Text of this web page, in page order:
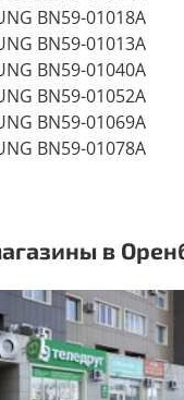
BN59-01018A
BN59-01013A
BN59-01040A
BN59-01052A
BN59-01069A
BN59-01078A
в